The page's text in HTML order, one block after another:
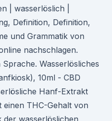
| wasserlöslich |
Definition, Definition,
und Grammatik von
nachschlagen.
Wasserlösliches
10ml - CBD
Hanf-Extrakt
einen THC-Gehalt von
der wasserlöslichen